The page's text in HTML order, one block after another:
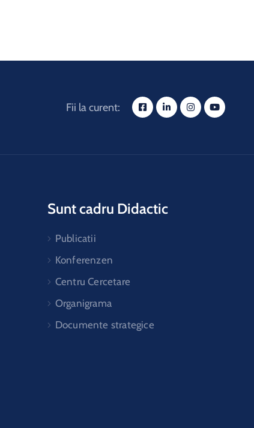
Fii la curent:
Sunt cadru Didactic
Publicatii
Konferenzen
Centru Cercetare
Organigrama
Documente strategice